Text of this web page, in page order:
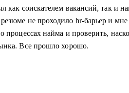
как соискателем вакансий, так и
не проходило hr-барьер и
процессах найма и проверить,
Все прошло хорошо.